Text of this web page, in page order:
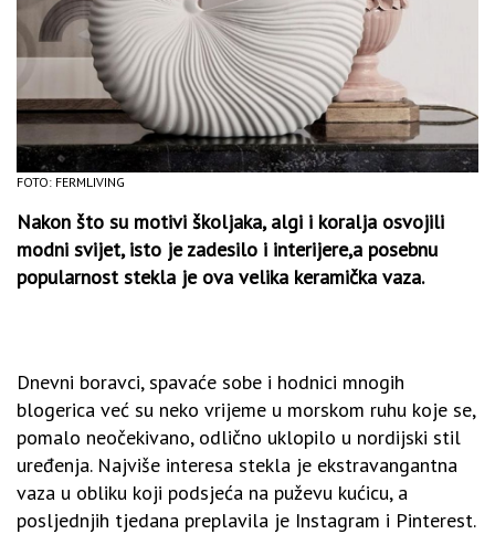
FOTO: FERMLIVING
Nakon što su motivi školjaka, algi i koralja osvojili
modni svijet, isto je zadesilo i interijere,a posebnu
popularnost stekla je ova velika keramička vaza.
Dnevni boravci, spavaće sobe i hodnici mnogih
blogerica već su neko vrijeme u morskom ruhu koje se,
pomalo neočekivano, odlično uklopilo u nordijski stil
uređenja. Najviše interesa stekla je ekstravangantna
vaza u obliku koji podsjeća na puževu kućicu, a
posljednjih tjedana preplavila je Instagram i Pinterest.